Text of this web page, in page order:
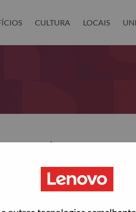
CULTURA LOCAIS
sua senha?
account, then click
redefinir sua senha.